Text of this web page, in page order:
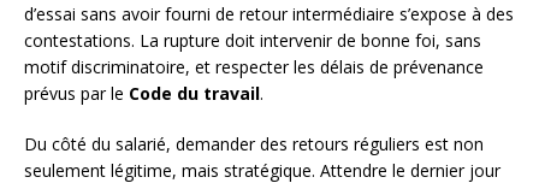
d’essai sans avoir fourni de retour intermédiaire s’expose à des
contestations. La rupture doit intervenir de bonne foi, sans
motif discriminatoire, et respecter les délais de prévenance
prévus par le Code du travail.
Du côté du salarié, demander des retours réguliers est non
seulement légitime, mais stratégique. Attendre le dernier jour